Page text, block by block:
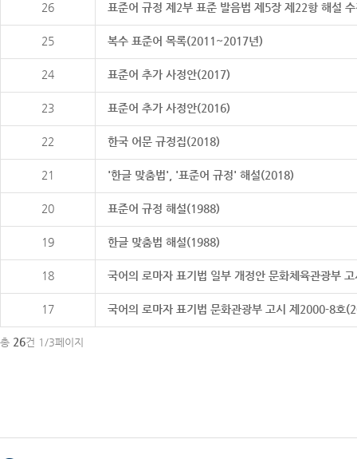
26 표준어 규정 제2부 표준 발음법 제5장 제22항 해설
25 복수 표준어 목록(2011~2017년)
24 표준어 추가 사정안(2017)
23 표준어 추가 사정안(2016)
22 한국 어문 규정집(2018)
21 '한글 맞춤법', '표준어 규정' 해설(2018)
20 표준어 규정 해설(1988)
19 한글 맞춤법 해설(1988)
18 국어의 로마자 표기법 일부 개정안 문화체육관광부
17 국어의 로마자 표기법 문화관광부 고시 제2000-8호
총 26건 1/3페이지